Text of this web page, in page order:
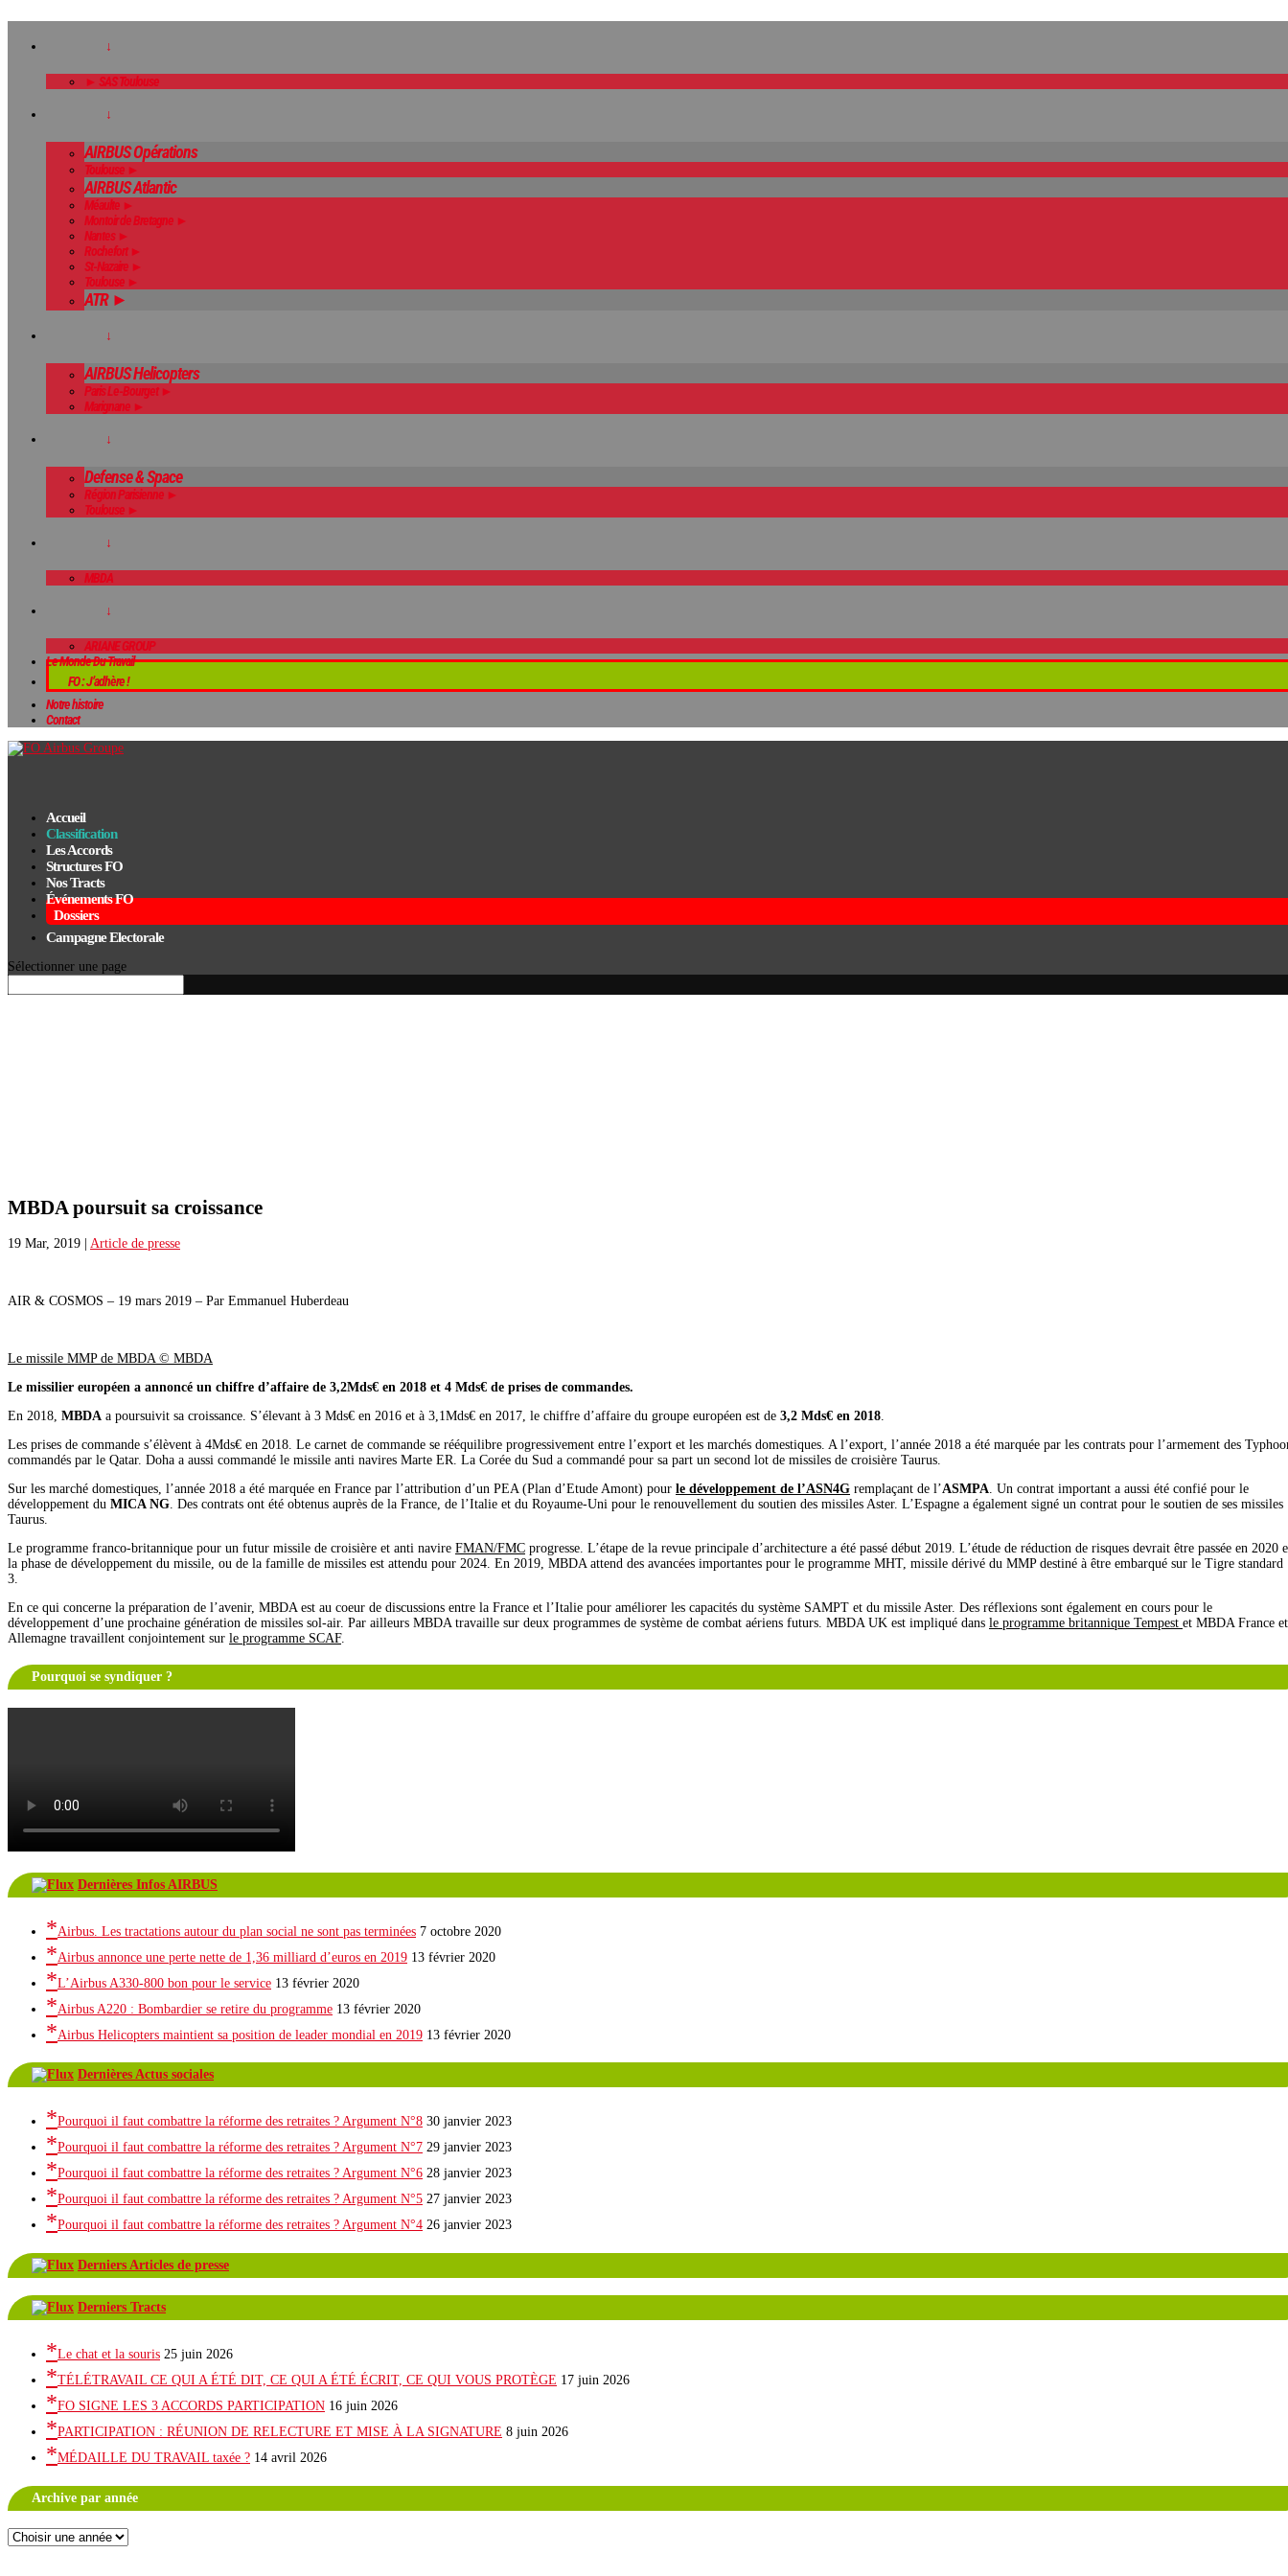
↓
► SAS Toulouse
↓
AIRBUS Opérations
Toulouse ►
AIRBUS Atlantic
Méaulte ►
Montoir de Bretagne ►
Nantes ►
Rochefort ►
St-Nazaire ►
Toulouse ►
ATR ►
↓
AIRBUS Helicopters
Paris Le-Bourget ►
Marignane ►
↓
Defense & Space
Région Parisienne ►
Toulouse ►
↓
MBDA
↓
ARIANE GROUP
Le Monde Du Travail
FO : J’adhère !
Notre histoire
Contact
Accueil
Classification
Les Accords
Structures FO
Nos Tracts
Événements FO
Dossiers
Campagne Electorale
Sélectionner une page
MBDA poursuit sa croissance
19 Mar, 2019 Article de presse
AIR & COSMOS – 19 mars 2019 – Par Emmanuel Huberdeau
Le missile MMP de MBDA © MBDA
Le missilier européen a annoncé un chiffre d’affaire de 3,2Mds€ en 2018 et 4 Mds€ de prises de commandes.
En 2018, MBDA a poursuivit sa croissance. S’élevant à 3 Mds€ en 2016 et à 3,1Mds€ en 2017, le chiffre d’affaire du groupe européen est de 3,2 Mds€ en 2018.
Les prises de commande s’élèvent à 4Mds€ en 2018. Le carnet de commande se rééquilibre progressivement entre l’export et les marchés domestiques. A l’export, l’année 2018 a été marquée par les contrats pour l’armement des
commandés par le Qatar. Doha a aussi commandé le missile anti navires Marte ER. La Corée du Sud a commandé pour sa part un second lot de missiles de croisière Taurus.
Sur les marché domestiques, l’année 2018 a été marquée en France par l’attribution d’un PEA (Plan d’Etude Amont) pour le développement de l’ASN4G remplaçant de l’ASMPA. Un contrat important a aussi été confié pour le
développement du MICA NG. Des contrats ont été obtenus auprès de la France, de l’Italie et du Royaume-Uni pour le renouvellement du soutien des missiles Aster. L’Espagne a également signé un contrat pour le soutien de ses missiles
Taurus.
Le programme franco-britannique pour un futur missile de croisière et anti navire FMAN/FMC progresse. L’étape de la revue principale d’architecture a été passé début 2019. L’étude de réduction de risques devrait être passée en 2020
la phase de développement du missile, ou de la famille de missiles est attendu pour 2024. En 2019, MBDA attend des avancées importantes pour le programme MHT, missile dérivé du MMP destiné à être embarqué sur le Tigre standard
3.
En ce qui concerne la préparation de l’avenir, MBDA est au coeur de discussions entre la France et l’Italie pour améliorer les capacités du système SAMPT et du missile Aster. Des réflexions sont également en cours pour le
développement d’une prochaine génération de missiles sol-air. Par ailleurs MBDA travaille sur deux programmes de système de combat aériens futurs. MBDA UK est impliqué dans le programme britannique Tempest et MBDA France et
Allemagne travaillent conjointement sur le programme SCAF.
Pourquoi se syndiquer ?
Dernières Infos AIRBUS
Airbus. Les tractations autour du plan social ne sont pas terminées 7 octobre 2020
Airbus annonce une perte nette de 1,36 milliard d’euros en 2019 13 février 2020
L’Airbus A330-800 bon pour le service 13 février 2020
Airbus A220 : Bombardier se retire du programme 13 février 2020
Airbus Helicopters maintient sa position de leader mondial en 2019 13 février 2020
Dernières Actus sociales
Pourquoi il faut combattre la réforme des retraites ? Argument N°8 30 janvier 2023
Pourquoi il faut combattre la réforme des retraites ? Argument N°7 29 janvier 2023
Pourquoi il faut combattre la réforme des retraites ? Argument N°6 28 janvier 2023
Pourquoi il faut combattre la réforme des retraites ? Argument N°5 27 janvier 2023
Pourquoi il faut combattre la réforme des retraites ? Argument N°4 26 janvier 2023
Derniers Articles de presse
Derniers Tracts
Le chat et la souris 25 juin 2026
TÉLÉTRAVAIL CE QUI A ÉTÉ DIT, CE QUI A ÉTÉ ÉCRIT, CE QUI VOUS PROTÈGE 17 juin 2026
FO SIGNE LES 3 ACCORDS PARTICIPATION 16 juin 2026
PARTICIPATION : RÉUNION DE RELECTURE ET MISE À LA SIGNATURE 8 juin 2026
MÉDAILLE DU TRAVAIL taxée ? 14 avril 2026
Archive par année